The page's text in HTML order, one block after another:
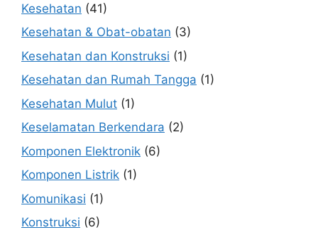
Kesehatan (41)
Kesehatan & Obat-obatan (3)
Kesehatan dan Konstruksi (1)
Kesehatan dan Rumah Tangga (1)
Kesehatan Mulut (1)
Keselamatan Berkendara (2)
Komponen Elektronik (6)
Komponen Listrik (1)
Komunikasi (1)
Konstruksi (6)